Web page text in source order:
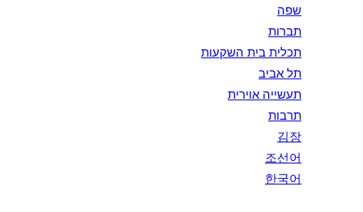
שפה
תברות
תכלית בית השקעות
תל אביב
תעשייה אוירית
תרבות
김장
조선어
한국어